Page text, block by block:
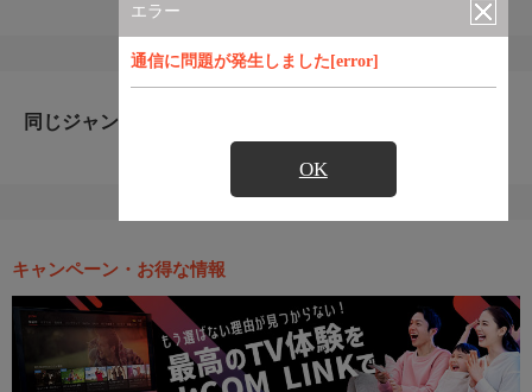
エラー
通信に問題が発生しました[error]
OK
同じジャンルのおすすめ番組
キャンペーン・お得な情報